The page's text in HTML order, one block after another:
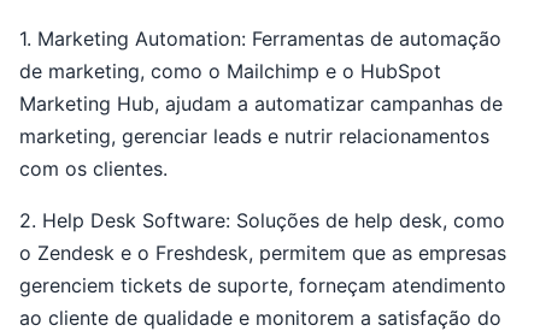
1. Marketing Automation: Ferramentas de automação
de marketing, como o Mailchimp e o HubSpot
Marketing Hub, ajudam a automatizar campanhas de
marketing, gerenciar leads e nutrir relacionamentos
com os clientes.
2. Help Desk Software: Soluções de help desk, como
o Zendesk e o Freshdesk, permitem que as empresas
gerenciem tickets de suporte, forneçam atendimento
ao cliente de qualidade e monitorem a satisfação do